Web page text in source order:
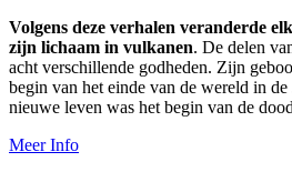
Volgens deze verhalen veranderde
zijn lichaam in vulkanen. De delen
acht verschillende godheden. Zijn
begin van het einde van de wereld in
nieuwe leven was het begin van de
Meer Info